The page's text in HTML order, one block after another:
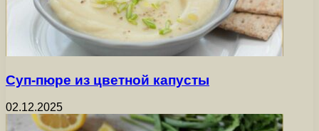
Суп-пюре из цветной капусты
02.12.2025